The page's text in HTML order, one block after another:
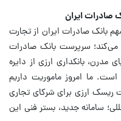
صادرات ایران
بانک صادرات ایران از تجارت
می‌کند؛ سرپرست بانک صادرات
بانکداری ارزی از دایره
ما امروز ماموریت داریم
ریسک ارزی برای شرکای تجاری
سامانه جدید، بستر فنی این